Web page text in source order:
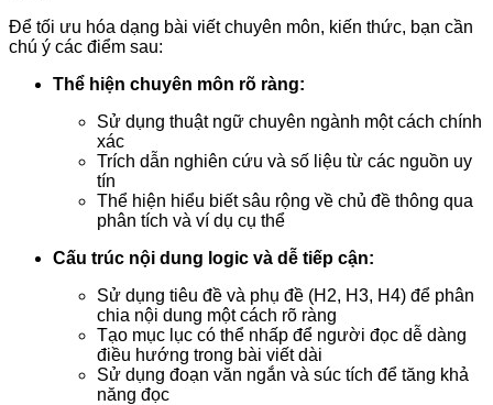
Để tối ưu hóa dạng bài viết chuyên môn, kiến thức, bạn cần
chú ý các điểm sau:
Thể hiện chuyên môn rõ ràng:
Sử dụng thuật ngữ chuyên ngành một cách chính
xác
Trích dẫn nghiên cứu và số liệu từ các nguồn uy
tín
Thể hiện hiểu biết sâu rộng về chủ đề thông qua
phân tích và ví dụ cụ thể
Cấu trúc nội dung logic và dễ tiếp cận:
Sử dụng tiêu đề và phụ đề (H2, H3, H4) để phân
chia nội dung một cách rõ ràng
Tạo mục lục có thể nhấp để người đọc dễ dàng
điều hướng trong bài viết dài
Sử dụng đoạn văn ngắn và súc tích để tăng khả
năng đọc